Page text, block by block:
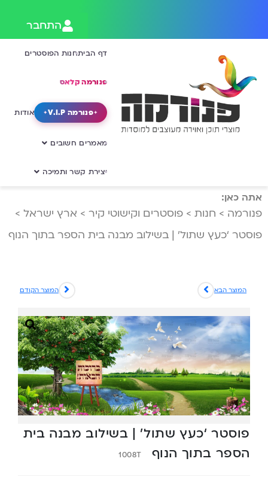
התחבר
דף הביתחנות הפוסטרים
פנורמה קלאס
פנורמה V.I.P אודות
מאמרים חשובים
יצירת קשר ותמיכה
אתה כאן:
פנורמה > חנות > פוסטרים וקישוטי קיר > ארץ ישראל >
פוסטר ‘כעץ שתול’ | בשילוב מבנה בית הספר בתוך הנוף
המוצר הקודם המוצר הבא
פוסטר ‘כעץ שתול’ | בשילוב מבנה בית
הספר בתוך הנוף
1008T